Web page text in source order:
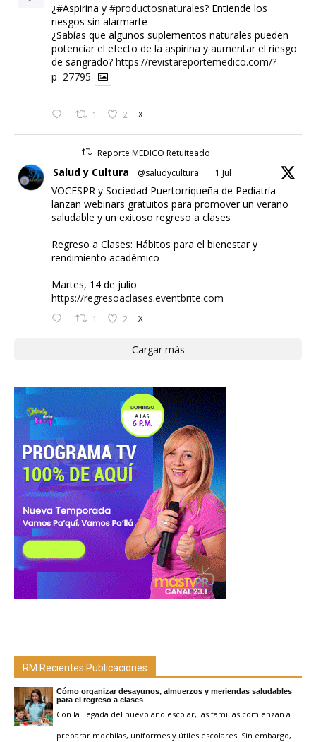
¿#Aspirina y #productosnaturales? Entiende los
riesgos sin alarmarte
¿Sabías que algunos suplementos naturales pueden
potenciar el efecto de la aspirina y aumentar el riesgo
de sangrado? https://revistareportemedico.com/?
p=27795
1 2 X
Reporte MEDICO Retuiteado
Salud y Cultura @saludycultura · 1 Jul
VOCESPR y Sociedad Puertorriqueña de Pediatría
lanzan webinars gratuitos para promover un verano
saludable y un exitoso regreso a clases
Regreso a Clases: Hábitos para el bienestar y
rendimiento académico
Martes, 14 de julio
https://regresoaclases.eventbrite.com
1 2 X
Cargar más
RM Recientes Publicaciones
Cómo organizar desayunos, almuerzos y meriendas saludables
para el regreso a clases
Con la llegada del nuevo año escolar, las familias comienzan a
preparar mochilas, uniformes y útiles escolares. Sin embargo,